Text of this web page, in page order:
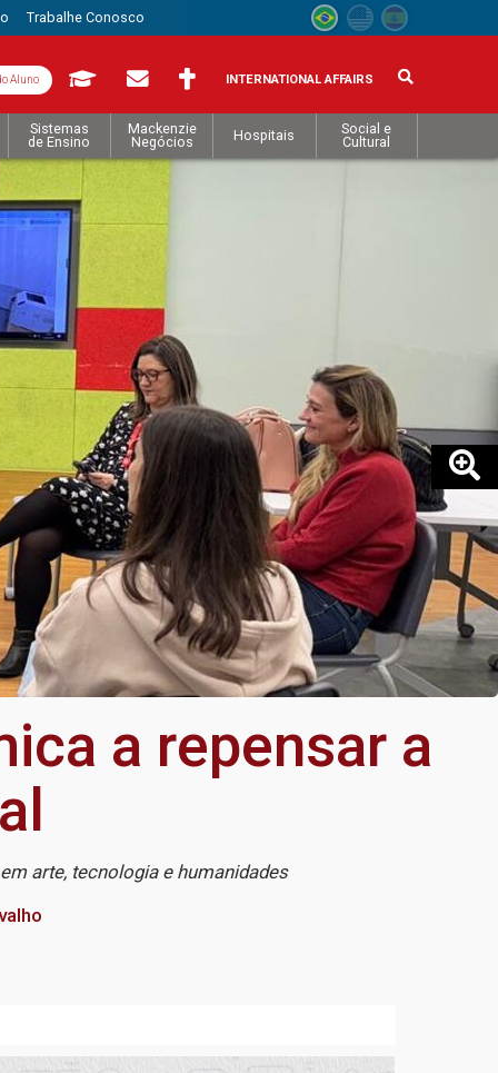
Trabalhe Conosco
Aluno INTERNATIONAL AFFAIRS
Sistemas
de Ensino
Mackenzie
Negócios
Hospitais
Social e
Cultural
a repensar a
arte, tecnologia e humanidades